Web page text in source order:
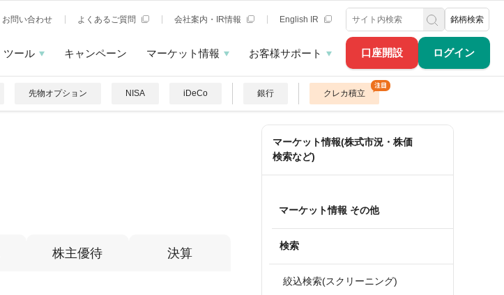
口座開設 ログイン
お問い合わせ よくあるご質問 会社案内・IR情報 English IR 銘柄検索
ツール キャンペーン マーケット情報 お客様サポート
先物オプション NISA iDeCo 銀行 クレカ積立
株主優待 決算
マーケット情報(株式市況・株価
検索など)
マーケット情報 その他
検索
絞込検索(スクリーニング)